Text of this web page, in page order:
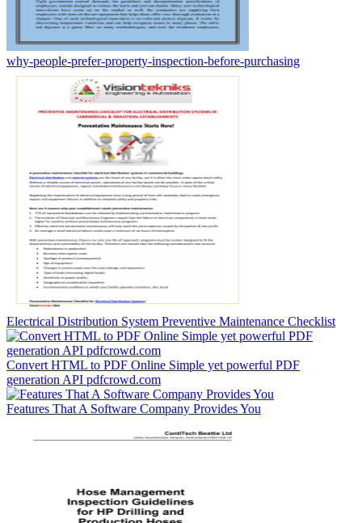
why-people-prefer-property-inspection-before-purchasing
Electrical Distribution System Preventive Maintenance Checklist
Convert HTML to PDF Online Simple yet powerful PDF
generation API pdfcrowd.com
Features That A Software Company Provides You